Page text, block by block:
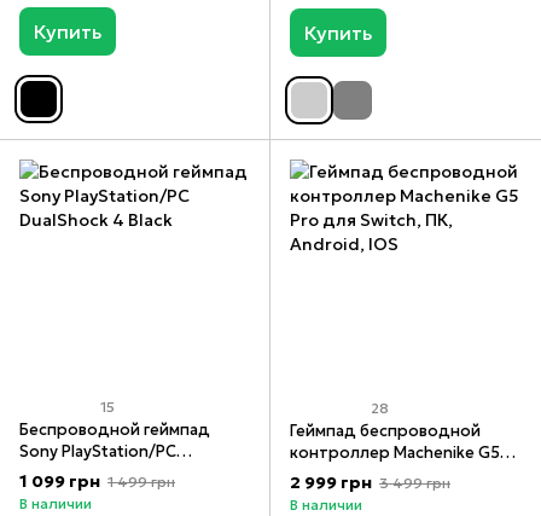
Купить Купить
15
Беспроводной геймпад
Sony PlayStation/PC
DualShock 4 Black
1 099 грн 1 499 грн
В наличии
28
Геймпад беспроводной
контроллер Machenike G5
Pro для Switch, ПК, Android,
IOS
2 999 грн 3 499 грн
В наличии